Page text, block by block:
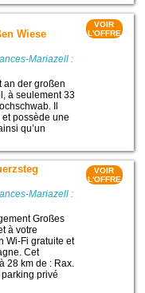
Wiese
Mariazell :
an der großen
à seulement 33
Il
possède une
qu’un
VOIR
L'OFFRE
Mariazell :
Großes
à votre
Wi-Fi gratuite et
Cet
28 km de : Rax.
parking privé
VOIR
L'OFFRE